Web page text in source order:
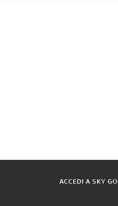
ACCEDI A SKY GO